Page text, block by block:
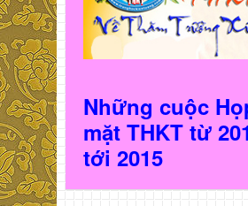
Những cuộc
mặt THKT từ
tới 2015